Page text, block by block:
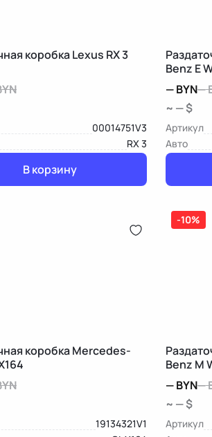
коробка Lexus RX 3
00014751V3
RX 3
В корзину
Benz E
—BYN—
~ — $
Артикул
Авто
коробка Mercedes-
19134321V1
-10%
Benz M
—BYN—
~ — $
Артикул